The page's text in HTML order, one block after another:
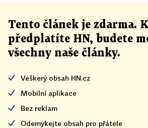
Tento článek je zdarma.
předplatíte HN, budete
všechny naše články.
Veškerý obsah HN.cz
Mobilní aplikace
Bez reklam
Odemykejte obsah pro přátele